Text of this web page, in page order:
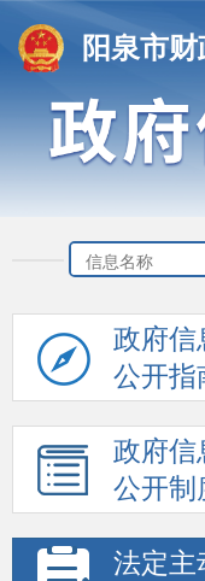
阳泉市
政府信
公开指
政府信
公开制
法定主